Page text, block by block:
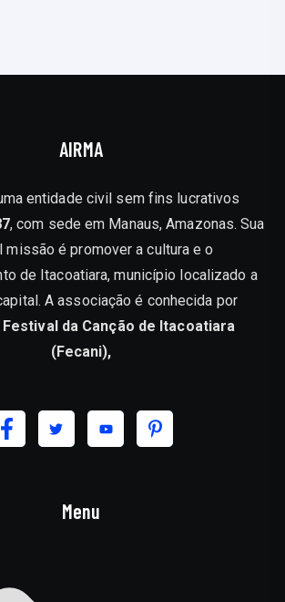
AIRMA
entidade civil sem fins lucrativos
, com sede em Manaus, Amazonas. Sua
missão é promover a cultura e o
de Itacoatiara, município localizado a
A associação é conhecida por
Festival da Canção de Itacoatiara
(Fecani),
Menu